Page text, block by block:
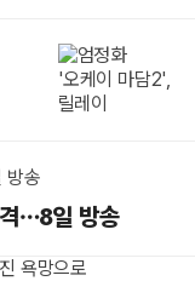
…8일 방송